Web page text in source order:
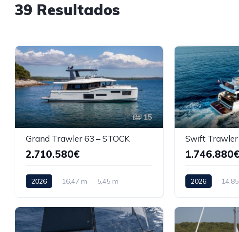
39 Resultados
15
Grand Trawler 63 – STOCK
2.710.580€
2026 16,47 m 5,45 m
Swift Trawler
1.746.880€
2026